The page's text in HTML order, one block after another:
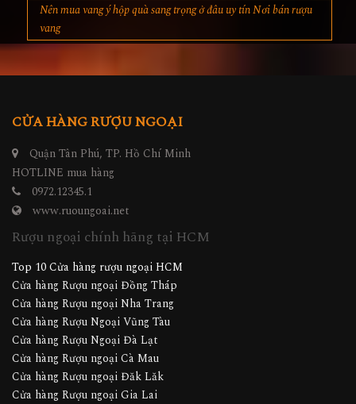
Nên mua vang ý hộp quà sang trọng ở đâu uy tín Nơi bán rượu
vang
CỬA HÀNG RƯỢU NGOẠI
Quận Tân Phú, TP. Hồ Chí Minh
HOTLINE mua hàng
0972.12345.1
www.ruoungoai.net
Rượu ngoại chính hãng tại HCM
Top 10 Cửa hàng rượu ngoại HCM
Cửa hàng Rượu ngoại Đồng Tháp
Cửa hàng Rượu ngoại Nha Trang
Cửa hàng Rượu Ngoại Vũng Tàu
Cửa hàng Rượu Ngoại Đà Lạt
Cửa hàng Rượu ngoại Cà Mau
Cửa hàng Rượu ngoại Đăk Lăk
Cửa hàng Rượu ngoại Gia Lai